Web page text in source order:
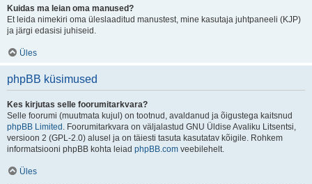
Kuidas ma leian oma manused?
Et leida nimekiri oma üleslaaditud manustest, mine kasutaja juhtpaneeli (KJP)
ja järgi edasisi juhiseid.
Üles
phpBB küsimused
Kes kirjutas selle foorumitarkvara?
Selle foorumi (muutmata kujul) on tootnud, avaldanud ja õigustega kaitsnud
phpBB Limited . Foorumitarkvara on väljalastud GNU Üldise Avaliku Litsentsi,
versioon 2 (GPL-2.0) alusel ja on täiesti tasuta kasutatav kõigile. Rohkem
informatsiooni phpBB kohta leiad phpBB.com veebilehelt.
Üles